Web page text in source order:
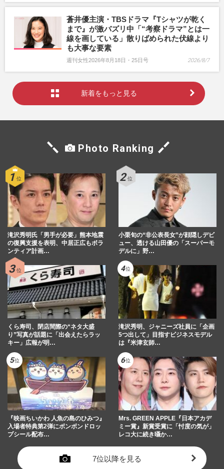
蒼井優主演・TBSドラマ『Tシャツが乾く
まで』が激バズリ中「“考察ドラマ”とは一
線を画している」散りばめられた伏線より
も大事な要素
週刊女性2026年8月18日・25日号 2026/8/7
新着をもっと見る
Photo Ranking
滝沢秀明氏「男手が必要」熊本地震
の復興支援を表明、中居正広もボラ
ンティア計画…
小栗旬の“非公表長女”が顔隠しデビ
ュー、透ける山田優の「スーパーモ
デルに」野…
くら寿司、閉店間際の“ネタ大盛
り”写真が話題に「出会えたらラッ
キー」広報が明…
滝沢秀明、ジャニーズ社員に「企画
5つ出して」目指すビジネスモデル
は『米津玄師…
『映画ちいかわ 人魚の島のひみつ』
入場者特典第2弾にボンボンドロッ
プシール配布…
Mrs. GREEN APPLE『日本アカデ
ミー賞』新賞受賞に「忖度の気が」
レコ大に続き囁か…
7位以降を見る